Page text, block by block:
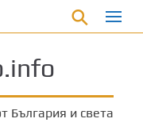
2024 г. от отец Йоан
България и света